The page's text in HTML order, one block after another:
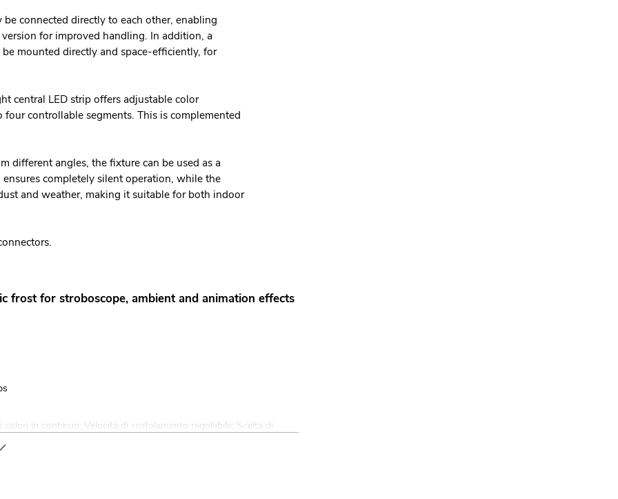
connected directly to each other, enabling
for improved handling. In addition, a
mounted directly and space-efficiently, for
central LED strip offers adjustable color
controllable segments. This is complemented
different angles, the fixture can be used as a
completely silent operation, while the
and weather, making it suitable for both indoor
frost for stroboscope, ambient and animation effects
in continuo; Velocità di srotolamento regolabile; Scelta di